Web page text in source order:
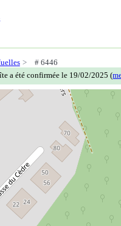
# 6446
a été confirmée le 19/02/2025 (